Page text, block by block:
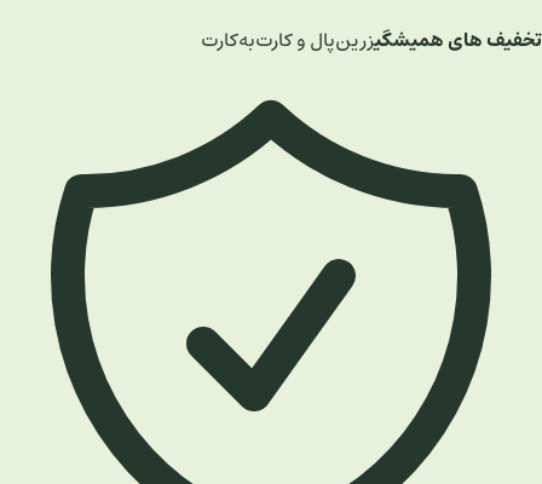
تخفیف های همیشگیزرین‌پال و کارت‌به‌کارت